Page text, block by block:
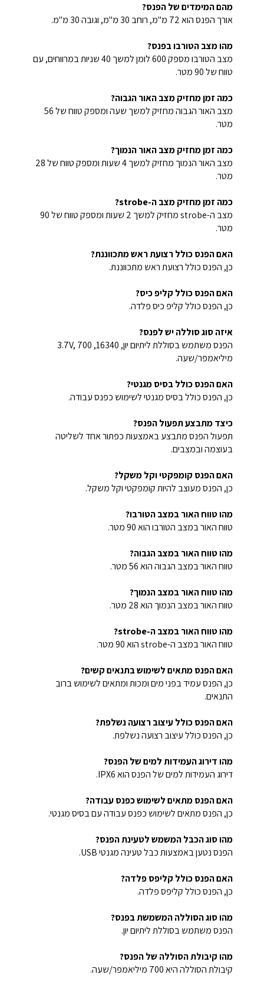
מהם המימדים של הפנס?
אורך הפנס הוא 72 מ"מ, רוחב 30 מ"מ, וגובה 30 מ"מ.
מהו מצב הטורבו בפנס?
מצב הטורבו מספק 600 לומן למשך 40 שניות במרווחים, עם
טווח של 90 מטר.
כמה זמן מחזיק מצב האור הגבוה?
מצב האור הגבוה מחזיק למשך שעה ומספק טווח של 56
מטר.
כמה זמן מחזיק מצב האור הנמוך?
מצב האור הנמוך מחזיק למשך 4 שעות ומספק טווח של 28
מטר.
כמה זמן מחזיק מצב ה-strobe?
מצב ה-strobe מחזיק למשך 2 שעות ומספק טווח של 90
מטר.
האם הפנס כולל רצועת ראש מתכווננת?
כן, הפנס כולל רצועת ראש מתכווננת.
האם הפנס כולל קליפ כיס?
כן, הפנס כולל קליפ כיס פלדה.
איזה סוג סוללה יש לפנס?
הפנס משתמש בסוללת ליתיום יון, 16340, 3.7V, 700
מיליאמפר/שעה.
האם הפנס כולל בסיס מגנטי?
כן, הפנס כולל בסיס מגנטי לשימוש כפנס עבודה.
כיצד מתבצע תפעול הפנס?
תפעול הפנס מתבצע באמצעות כפתור אחד לשליטה
בעוצמה ובמצבים.
האם הפנס קומפקטי וקל משקל?
כן, הפנס מעוצב להיות קומפקטי וקל משקל.
מהו טווח האור במצב הטורבו?
טווח האור במצב הטורבו הוא 90 מטר.
מהו טווח האור במצב הגבוה?
טווח האור במצב הגבוה הוא 56 מטר.
מהו טווח האור במצב הנמוך?
טווח האור במצב הנמוך הוא 28 מטר.
מהו טווח האור במצב ה-strobe?
טווח האור במצב ה-strobe הוא 90 מטר.
האם הפנס מתאים לשימוש בתנאים קשים?
כן, הפנס עמיד בפני מים ומכות ומתאים לשימוש ברוב
התנאים.
האם הפנס כולל עיצוב רצועה נשלפת?
כן, הפנס כולל עיצוב רצועה נשלפת.
מהו דירוג העמידות למים של הפנס?
דירוג העמידות למים של הפנס הוא IPX6.
האם הפנס מתאים לשימוש כפנס עבודה?
כן, הפנס מתאים לשימוש כפנס עבודה עם בסיס מגנטי.
מהו סוג הכבל המשמש לטעינת הפנס?
הפנס נטען באמצעות כבל טעינה מגנטי USB.
האם הפנס כולל קליפס פלדה?
כן, הפנס כולל קליפס פלדה.
מהו סוג הסוללה המשמשת בפנס?
הפנס משתמש בסוללת ליתיום יון.
מהו קיבולת הסוללה של הפנס?
קיבולת הסוללה היא 700 מיליאמפר/שעה.